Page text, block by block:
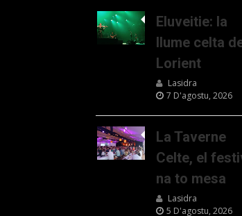
Eluveitie: la
llume celta
Lorient
Lasidra
7 D'agostu, 2026
La Taverne
Celte, el
na to mesa
Lasidra
5 D'agostu, 2026